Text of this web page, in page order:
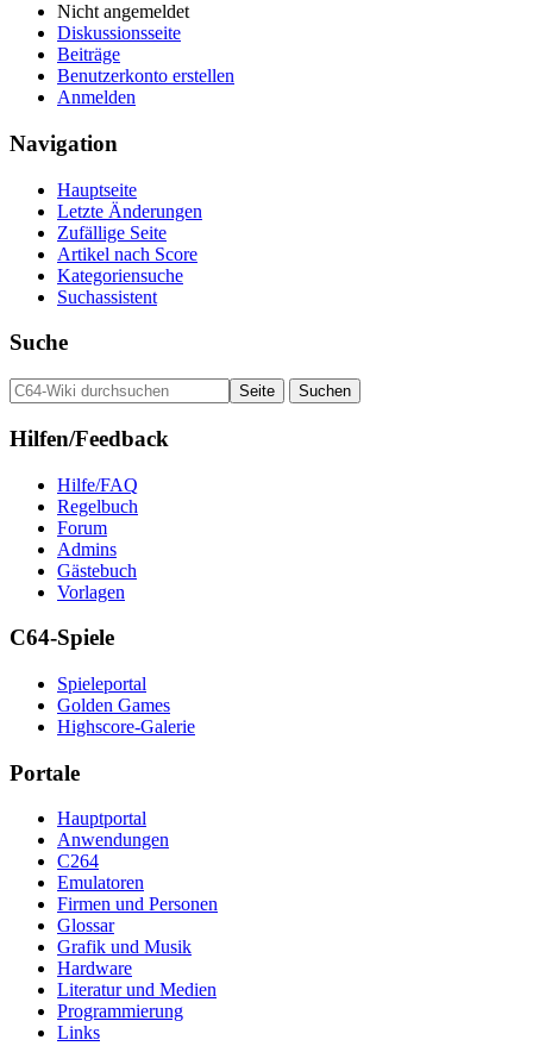
Nicht angemeldet
Diskussionsseite
Beiträge
Benutzerkonto erstellen
Anmelden
Navigation
Hauptseite
Letzte Änderungen
Zufällige Seite
Artikel nach Score
Kategoriensuche
Suchassistent
Suche
Hilfen/Feedback
Hilfe/FAQ
Regelbuch
Forum
Admins
Gästebuch
Vorlagen
C64-Spiele
Spieleportal
Golden Games
Highscore-Galerie
Portale
Hauptportal
Anwendungen
C264
Emulatoren
Firmen und Personen
Glossar
Grafik und Musik
Hardware
Literatur und Medien
Programmierung
Links